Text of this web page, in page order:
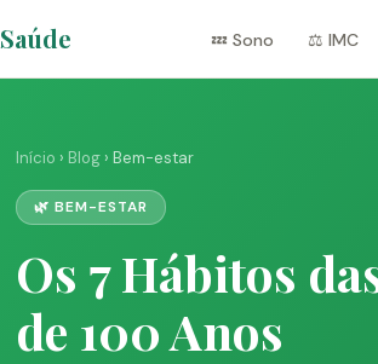
Saúde 💤 Sono ⚖️ IMC
Início › Blog › Bem-estar
🌿 BEM-ESTAR
Os 7 Hábitos
de 100 Anos